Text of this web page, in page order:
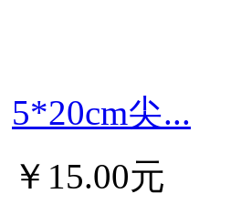
5*20cm尖...
￥15.00元